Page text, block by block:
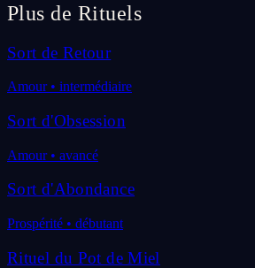
Plus de Rituels
Sort de Retour
Amour• intermédiaire
Sort d'Obsession
Amour• avancé
Sort d'Abondance
Prospérité • débutant
Rituel du Pot de Miel